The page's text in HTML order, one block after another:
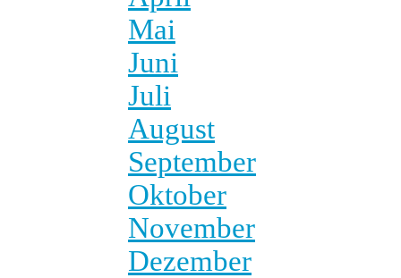
Mai
Juni
Juli
August
September
Oktober
November
Dezember